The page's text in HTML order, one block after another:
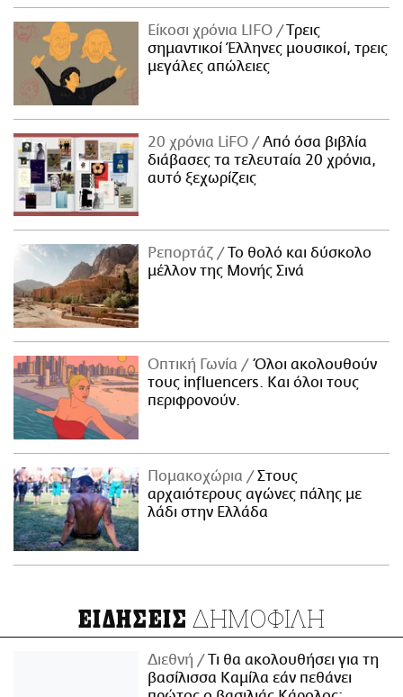
Είκοσι χρόνια LIFO
Tρεις
σημαντικοί Έλληνες μουσικοί, τρεις
μεγάλες απώλειες
20 χρόνια LiFO
Από όσα βιβλία
διάβασες τα τελευταία 20 χρόνια,
αυτό ξεχωρίζεις
Ρεπορτάζ
Το θολό και δύσκολο
μέλλον της Μονής Σινά
Οπτική Γωνία
Όλοι ακολουθούν
τους influencers. Και όλοι τους
περιφρονούν.
Πομακοχώρια
Στους
αρχαιότερους αγώνες πάλης με
λάδι στην Ελλάδα
ΕΙΔΗΣΕΙΣ ΔΗΜΟΦΙΛΗ
Διεθνή
Τι θα ακολουθήσει για τη
βασίλισσα Καμίλα εάν πεθάνει